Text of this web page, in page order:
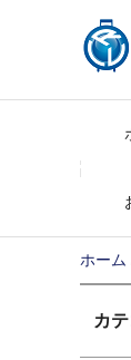
ホーム
カ